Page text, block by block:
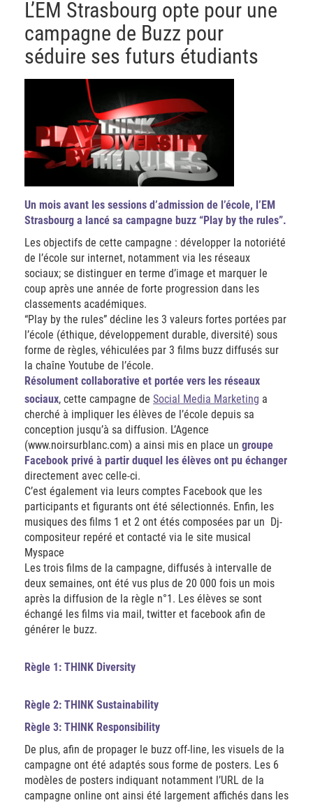
L’EM Strasbourg opte pour une
campagne de Buzz pour
séduire ses futurs étudiants
Un mois avant les sessions d’admission de l’école, l’EM
Strasbourg a lancé sa campagne buzz “Play by the rules”.
Les objectifs de cette campagne : développer la notoriété
de l’école sur internet, notamment via les réseaux
sociaux; se distinguer en terme d’image et marquer le
coup après une année de forte progression dans les
classements académiques.
“Play by the rules” décline les 3 valeurs fortes portées par
l’école (éthique, développement durable, diversité) sous
forme de règles, véhiculées par 3 films buzz diffusés sur
la chaîne Youtube de l’école.
Résolument collaborative et portée vers les réseaux
sociaux, cette campagne de Social Media Marketing a
cherché à impliquer les élèves de l’école depuis sa
conception jusqu’à sa diffusion. L’Agence
(www.noirsurblanc.com) a ainsi mis en place un groupe
Facebook privé à partir duquel les élèves ont pu échanger
directement avec celle-ci.
C’est également via leurs comptes Facebook que les
participants et figurants ont été sélectionnés. Enfin, les
musiques des films 1 et 2 ont étés composées par un Dj-
compositeur repéré et contacté via le site musical
Myspace
Les trois films de la campagne, diffusés à intervalle de
deux semaines, ont été vus plus de 20 000 fois un mois
après la diffusion de la règle n°1. Les élèves se sont
échangé les films via mail, twitter et facebook afin de
générer le buzz.
Règle 1: THINK Diversity
Règle 2: THINK Sustainability
Règle 3: THINK Responsibility
De plus, afin de propager le buzz off-line, les visuels de la
campagne ont été adaptés sous forme de posters. Les 6
modèles de posters indiquant notamment l’URL de la
campagne online ont ainsi été largement affichés dans les